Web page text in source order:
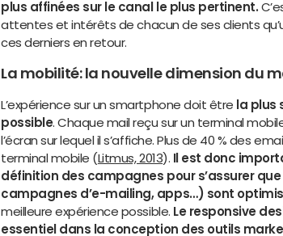
plus affinées sur le canal le plus pertinent.
attentes et intérêts de chacun de ses clients
ces derniers en retour.
La mobilité: la nouvelle dimension du
L’expérience sur un smartphone doit être la plus
possible. Chaque mail reçu sur un terminal
l’écran sur lequel il s’affiche. Plus de 40 % des
terminal mobile (Litmus, 2013).
Il est donc
définition des campagnes pour s’assurer
campagnes d’e-mailing, apps…) sont
meilleure expérience possible. Le responsive
essentiel dans la conception des outils